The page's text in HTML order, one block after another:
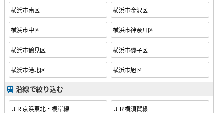
横浜市南区 横浜市金沢区
横浜市中区 横浜市神奈川区
横浜市鶴見区 横浜市磯子区
横浜市港北区 横浜市旭区
沿線で絞り込む
ＪＲ京浜東北・根岸線 ＪＲ横須賀線